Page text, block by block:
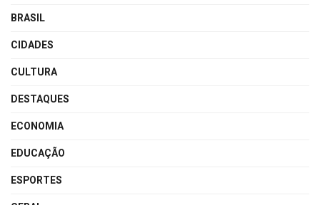
BRASIL
CIDADES
CULTURA
DESTAQUES
ECONOMIA
EDUCAÇÃO
ESPORTES